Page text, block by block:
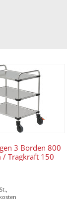
3 Borden 800
/ Tragkraft 150
,